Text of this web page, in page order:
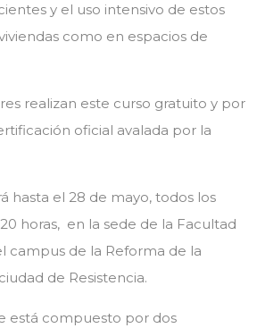
y el uso intensivo de estos
como en espacios de
realizan este curso gratuito y por
oficial avalada por la
hasta el 28 de mayo, todos los
horas, en la sede de la Facultad
campus de la Reforma de la
de Resistencia.
está compuesto por dos